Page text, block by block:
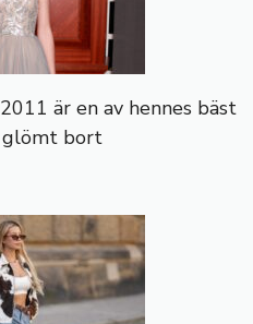
är en av hennes bäst
glömt bort